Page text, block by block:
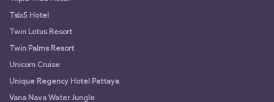
Tsix5 Hotel
Twin Lotus Resort
Twin Palms Resort
Unicorn Cruise
Unique Regency Hotel Pattaya
Vana Nava Water Jungle